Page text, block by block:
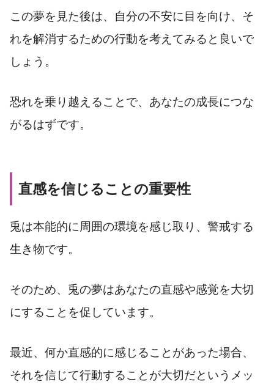
この夢を見た後は、自分の不安に目を向け、そ
れを解消するための行動を考えてみると良いで
しょう。
恐れを乗り越えることで、あなたの成長につな
がるはずです。
直感を信じることの重要性
兎は本能的に周囲の環境を感じ取り、警戒する
生き物です。
そのため、兎の夢はあなたの直感や感覚を大切
にすることを促しています。
最近、何か直感的に感じることがあった場合、
それを信じて行動することが大切だというメッ